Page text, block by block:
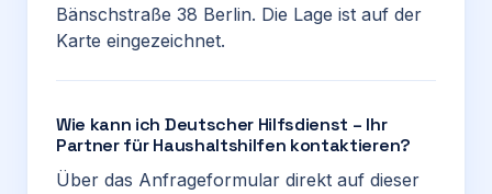
Bänschstraße 38 Berlin. Die Lage ist auf der
Karte eingezeichnet.
Wie kann ich Deutscher Hilfsdienst – Ihr
Partner für Haushaltshilfen kontaktieren?
Über das Anfrageformular direkt auf dieser